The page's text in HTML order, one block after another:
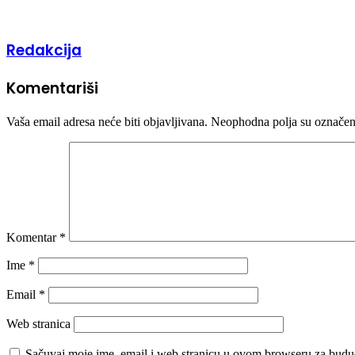
Redakcija
Komentariši
Vaša email adresa neće biti objavljivana. Neophodna polja su
Komentar *
Ime *
Email *
Web stranica